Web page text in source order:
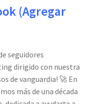
(Agregar
seguidores
dirigido con nuestra
de vanguardia! 🚀 En
más de una década